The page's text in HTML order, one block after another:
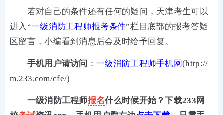
若对自己的条件还有任何的疑问，天津考生可以
进入“一级消防工程师报考条件”栏目底部的报考答疑
区留言，小编看到消息后会及时给予回复。
手机用户请访问 ：一级消防工程师手机网(http://
m.233.com/cfe/)
一级消防工程师报名什么时候开始？下载233网